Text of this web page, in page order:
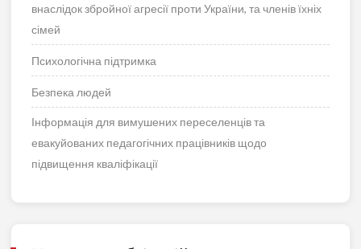
внаслідок збройної агресії проти України, та членів їхніх
сімей
Психологічна підтримка
Безпека людей
Інформація для вимушених переселенців та
евакуйованих педагогічних працівників щодо
підвищення кваліфікації